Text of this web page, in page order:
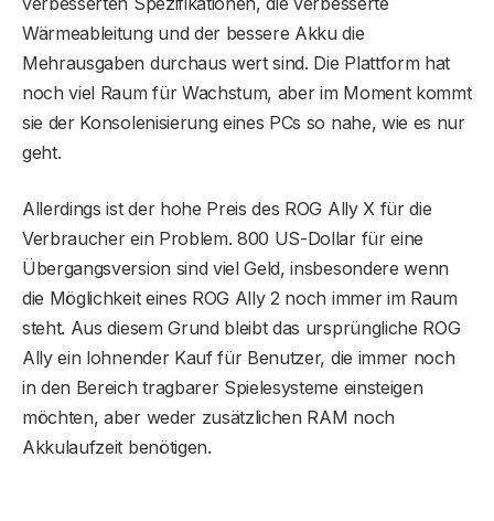
Wärmeableitung und der bessere Akku die
Mehrausgaben durchaus wert sind. Die Plattform hat
noch viel Raum für Wachstum, aber im Moment kommt
sie der Konsolenisierung eines PCs so nahe, wie es nur
geht.
Allerdings ist der hohe Preis des ROG Ally X für die
Verbraucher ein Problem. 800 US-Dollar für eine
Übergangsversion sind viel Geld, insbesondere wenn
die Möglichkeit eines ROG Ally 2 noch immer im Raum
steht. Aus diesem Grund bleibt das ursprüngliche ROG
Ally ein lohnender Kauf für Benutzer, die immer noch
in den Bereich tragbarer Spielesysteme einsteigen
möchten, aber weder zusätzlichen RAM noch
Akkulaufzeit benötigen.